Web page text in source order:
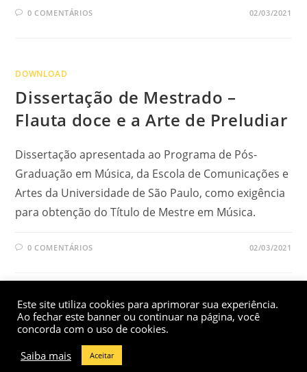
0 COMENTÁRIOS 02/03/2021
DOWNLOAD
Dissertação de Mestrado –
Flauta doce e a Arte de Preludiar
Dissertação apresentada ao Programa de Pós-
Graduação em Música, da Escola de Comunicações e
Artes da Universidade de São Paulo, como exigência
para obtenção do Título de Mestre em Música.
0 COMENTÁRIOS 02/03/2021
Copyright ©Renata Pereira
desenvolvido por
Este site utiliza cookies para aprimorar sua experiência.
Ao fechar este banner ou continuar na página, você
concorda com o uso de cookies.
Saiba mais
Aceitar